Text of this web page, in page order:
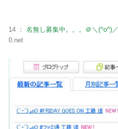
14 ： 名無し募集中。。。＠＼(^o^)／
0.net